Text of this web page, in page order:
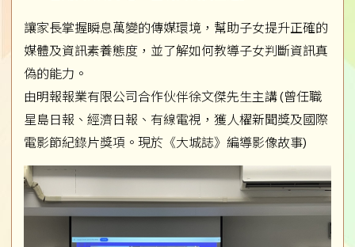
讓家長掌握瞬息萬變的傳媒環境，幫助子女提升正確的
媒體及資訊素養態度，並了解如何教導子女判斷資訊真
偽的能力。
由明報報業有限公司合作伙伴徐文傑先生主講 (曾任職
星島日報、經濟日報、有線電視，獲人櫂新聞獎及國際
電影節紀錄片獎項。現於《大城誌》編導影像故事)